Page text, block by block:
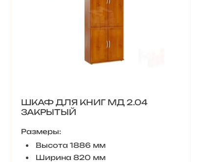
ШКАФ ДЛЯ КНИГ МД 2.04
ЗАКРЫТЫЙ
Размеры:
Высота 1886 мм
Ширина 820 мм